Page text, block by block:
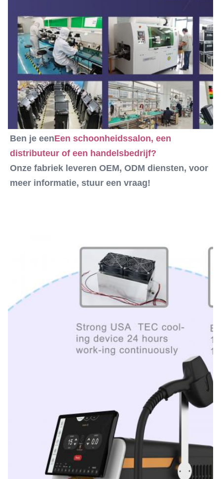
OEM/ODM Service:
Ja, professioneel.
Power Supplier:
220V, 50Hz of 110V, 60Hz
Software:
kan het logo van de klant worden toegevoegd
Name:
Draagbare diodelazers
Ben je eenEen schoonheidssalon, een
distributeur of een handelsbedrijf?
Onze fabriek leveren OEM, ODM diensten, voor
meer informatie, stuur een vraag!